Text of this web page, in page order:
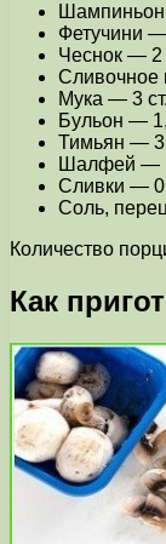
Фетучини
Чеснок — 2
Сливочное
Мука — 3
Бульон —
Тимьян — 3
Шалфей —
Сливки —
Соль,
Количество
Как